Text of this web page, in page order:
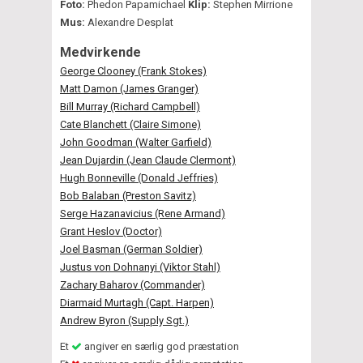
Foto: Phedon Papamichael Klip: Stephen Mirrione
Mus: Alexandre Desplat
Medvirkende
George Clooney (Frank Stokes)
Matt Damon (James Granger)
Bill Murray (Richard Campbell)
Cate Blanchett (Claire Simone)
John Goodman (Walter Garfield)
Jean Dujardin (Jean Claude Clermont)
Hugh Bonneville (Donald Jeffries)
Bob Balaban (Preston Savitz)
Serge Hazanavicius (Rene Armand)
Grant Heslov (Doctor)
Joel Basman (German Soldier)
Justus von Dohnanyi (Viktor Stahl)
Zachary Baharov (Commander)
Diarmaid Murtagh (Capt. Harpen)
Andrew Byron (Supply Sgt.)
Et
angiver en særlig god præstation